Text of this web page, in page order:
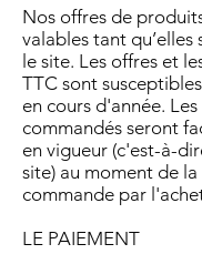
Nos offres de
valables tant qu’elles
le site. Les offres et
TTC sont
en cours d'année.
commandés seront
en vigueur (c'est-à-
site) au moment de
commande par
LE PAIEMENT